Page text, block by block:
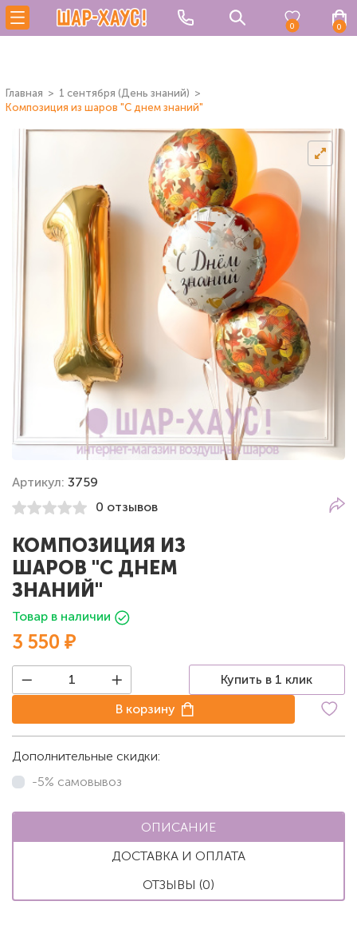
0 0
Главная
1 сентября (День знаний)
Композиция из шаров "С днем знаний"
Артикул: 3759
0 отзывов
КОМПОЗИЦИЯ ИЗ
ШАРОВ "С ДНЕМ
ЗНАНИЙ"
Товар в наличии
3 550 ₽
Купить в 1 клик
В корзину
Дополнительные скидки:
-5% самовывоз
ОПИСАНИЕ
ДОСТАВКА И ОПЛАТА
ОТЗЫВЫ (0)